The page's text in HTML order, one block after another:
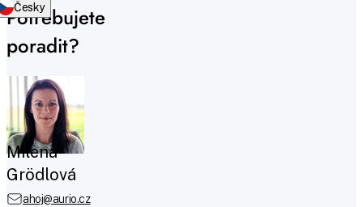
Potřebujete
poradit?
Milena
Grödlová
ahoj@aurio.cz
Česky